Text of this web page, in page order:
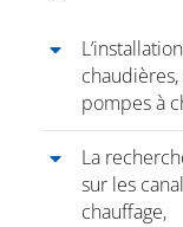
pompes à
La
sur les
chauffage,